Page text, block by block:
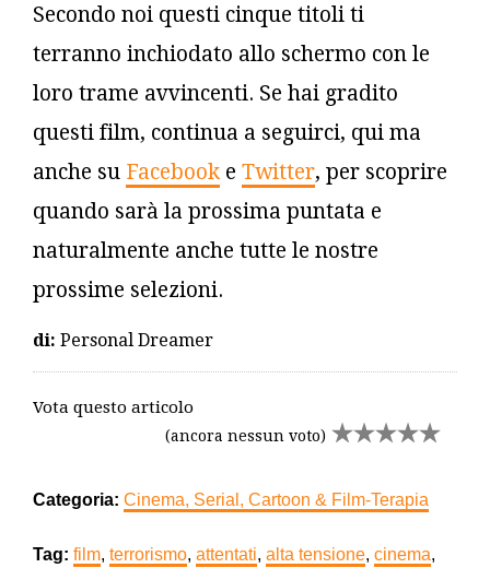
Secondo noi questi cinque titoli ti
terranno inchiodato allo schermo con le
loro trame avvincenti. Se hai gradito
questi film, continua a seguirci, qui ma
anche su Facebooke Twitter, per scoprire
quando sarà la prossima puntata e
naturalmente anche tutte le nostre
prossime selezioni.
di: Personal Dreamer
Vota questo articolo
(ancora nessun voto)
Categoria: Cinema, Serial, Cartoon & Film-Terapia
Tag: film, terrorismo, attentati, alta tensione, cinema,